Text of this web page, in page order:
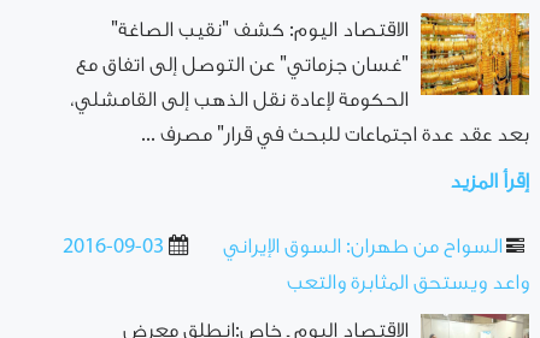
الاقتصاد اليوم: كشف "نقيب الصاغة"
"غسان جزماتي" عن التوصل إلى اتفاق مع
الحكومة لإعادة نقل الذهب إلى القامشلي،
بعد عقد عدة اجتماعات للبحث في قرار" مصرف ...
إقرأ المزيد
2016-09-03
السواح من طهران: السوق الإيراني
واعد ويستحق المثابرة والتعب
الاقتصاد اليوم ـ خاص:انطلق معرض